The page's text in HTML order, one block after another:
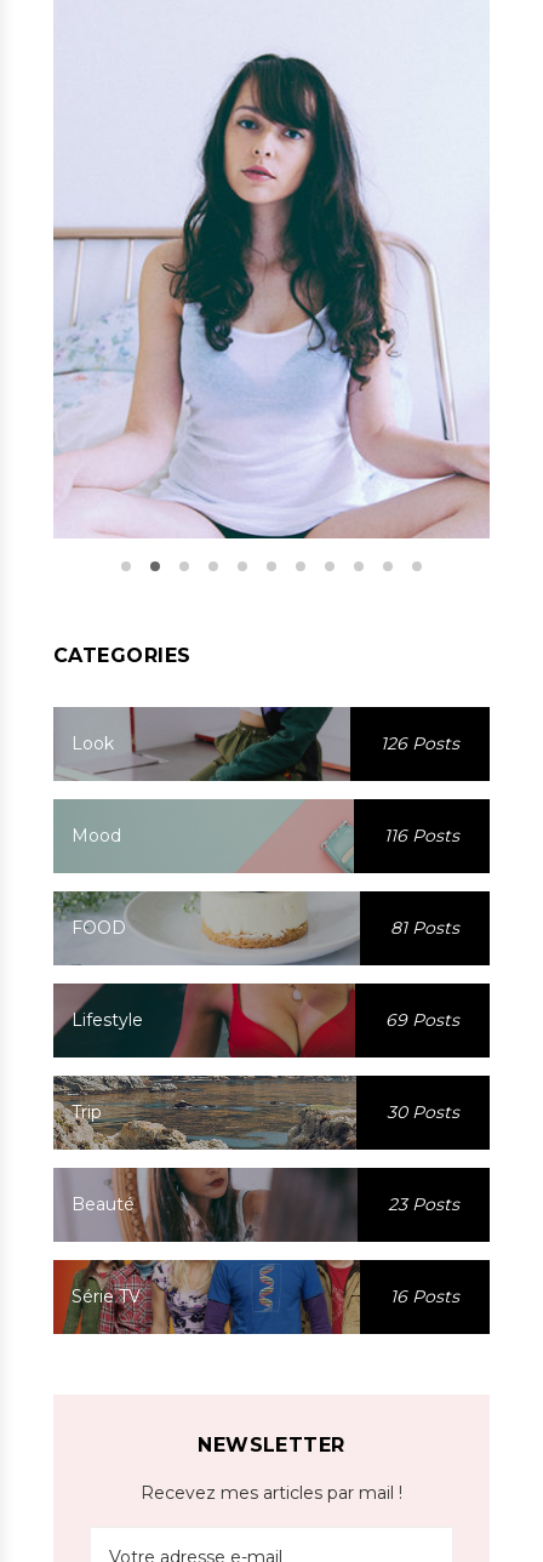
CATEGORIES
Look 126 Posts
Mood 116 Posts
FOOD 81 Posts
Lifestyle 69 Posts
Trip 30 Posts
Beauté 23 Posts
Série TV 16 Posts
NEWSLETTER
Recevez mes articles par mail !